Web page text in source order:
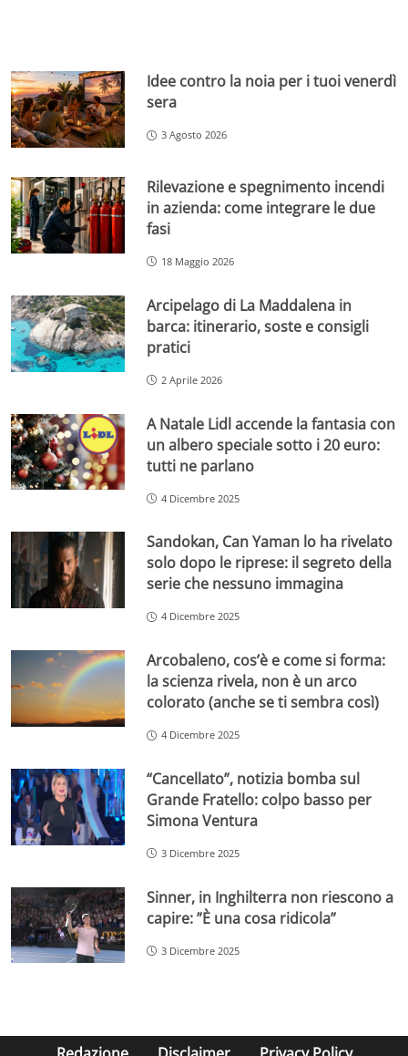
Idee contro la noia per i tuoi venerdì
sera
3 Agosto 2026
Rilevazione e spegnimento incendi
in azienda: come integrare le due
fasi
18 Maggio 2026
Arcipelago di La Maddalena in
barca: itinerario, soste e consigli
pratici
2 Aprile 2026
A Natale Lidl accende la fantasia con
un albero speciale sotto i 20 euro:
tutti ne parlano
4 Dicembre 2025
Sandokan, Can Yaman lo ha rivelato
solo dopo le riprese: il segreto della
serie che nessuno immagina
4 Dicembre 2025
Arcobaleno, cos’è e come si forma:
la scienza rivela, non è un arco
colorato (anche se ti sembra così)
4 Dicembre 2025
“Cancellato”, notizia bomba sul
Grande Fratello: colpo basso per
Simona Ventura
3 Dicembre 2025
Sinner, in Inghilterra non riescono a
capire: ”È una cosa ridicola”
3 Dicembre 2025